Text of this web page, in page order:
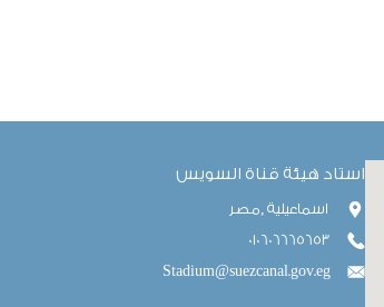
استاد هيئة قناة السويس
اسماعيلية ,مصر
010606665653
Stadium@suezcanal.gov.eg